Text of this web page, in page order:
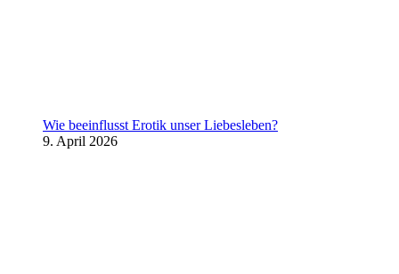
Wie beeinflusst Erotik unser Liebesleben?
9. April 2026